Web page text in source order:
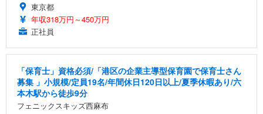
東京都
年収318万円～450万円
正社員
「保育士」資格必須/「港区の企業主導型保育園で保育士さん
募集 」小規模/定員19名/年間休日120日以上/夏季休暇あり/六
本木駅から徒歩9分
フェニックスキッズ西麻布